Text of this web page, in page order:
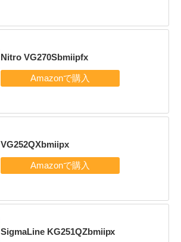
Nitro VG270Sbmiipfx
VG252QXbmiipx
SigmaLine KG251QZbmiipx